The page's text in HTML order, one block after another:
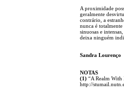
A proximidade
geralmente
contrário, a
nunca é totalmente
sinuosas e
deixa ninguém
Sandra Lourenço
NOTAS
(1) “A Realm With
http://